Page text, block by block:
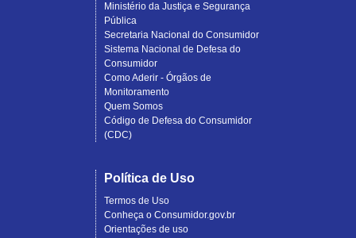
Ministério da Justiça e Segurança
Pública
Secretaria Nacional do Consumidor
Sistema Nacional de Defesa do
Consumidor
Como Aderir - Órgãos de
Monitoramento
Quem Somos
Código de Defesa do Consumidor
(CDC)
Política de Uso
Termos de Uso
Conheça o Consumidor.gov.br
Orientações de uso